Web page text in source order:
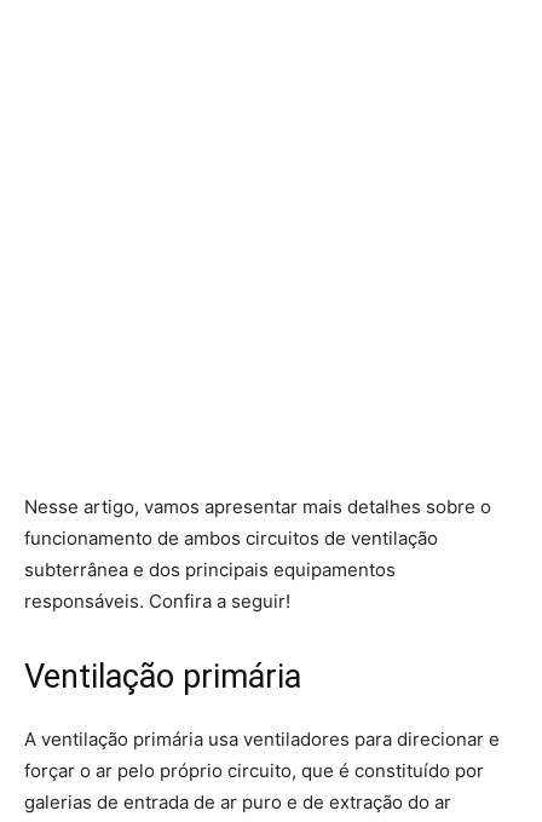
Nesse artigo, vamos apresentar mais detalhes sobre o
funcionamento de ambos circuitos de ventilação
subterrânea e dos principais equipamentos
responsáveis. Confira a seguir!
Ventilação primária
A ventilação primária usa ventiladores para direcionar e
forçar o ar pelo próprio circuito, que é constituído por
galerias de entrada de ar puro e de extração do ar